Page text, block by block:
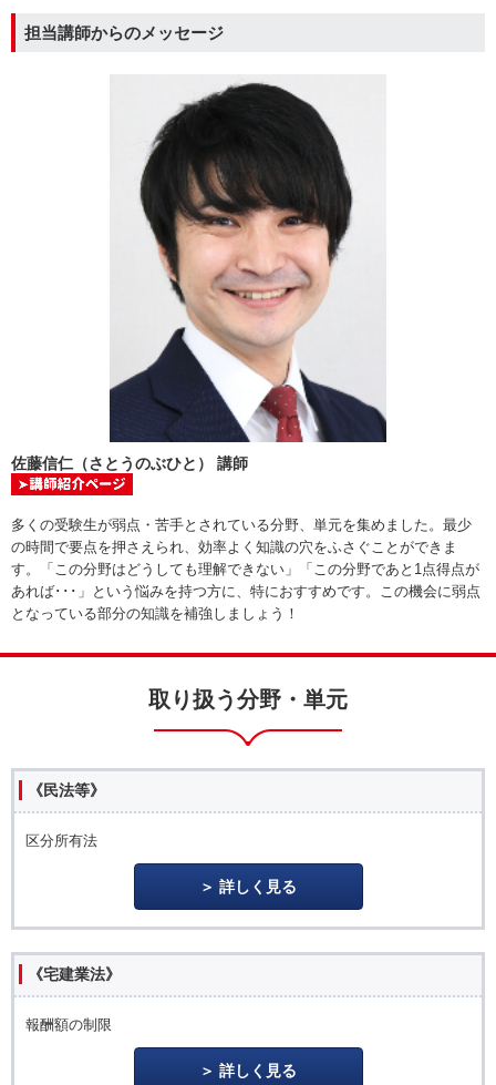
担当講師からのメッセージ
佐藤信仁（さとうのぶひと） 講師
多くの受験生が弱点・苦手とされている分野、単元を集めました。最少
の時間で要点を押さえられ、効率よく知識の穴をふさぐことができま
す。「この分野はどうしても理解できない」「この分野であと1点得点が
あれば･･･」という悩みを持つ方に、特におすすめです。この機会に弱点
となっている部分の知識を補強しましょう！
取り扱う分野・単元
《民法等》
区分所有法
詳しく見る
《宅建業法》
報酬額の制限
詳しく見る